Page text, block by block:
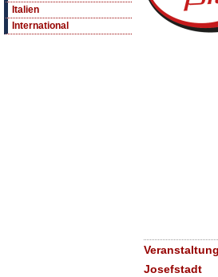
Italien
International
Josefstadt